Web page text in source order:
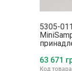
5305-
63 671
Код